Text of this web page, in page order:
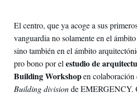
El centro, que ya acoge a sus
vanguardia no solamente en el
sino también en el ámbito
pro bono por elestudio de
Building Workshopen
Building divisionde EMERGENCY.